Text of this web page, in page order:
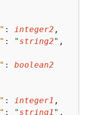
" : integer2 ,
" : " string2" ,
" : boolean2
" : integer1 ,
" : " string1 " ,